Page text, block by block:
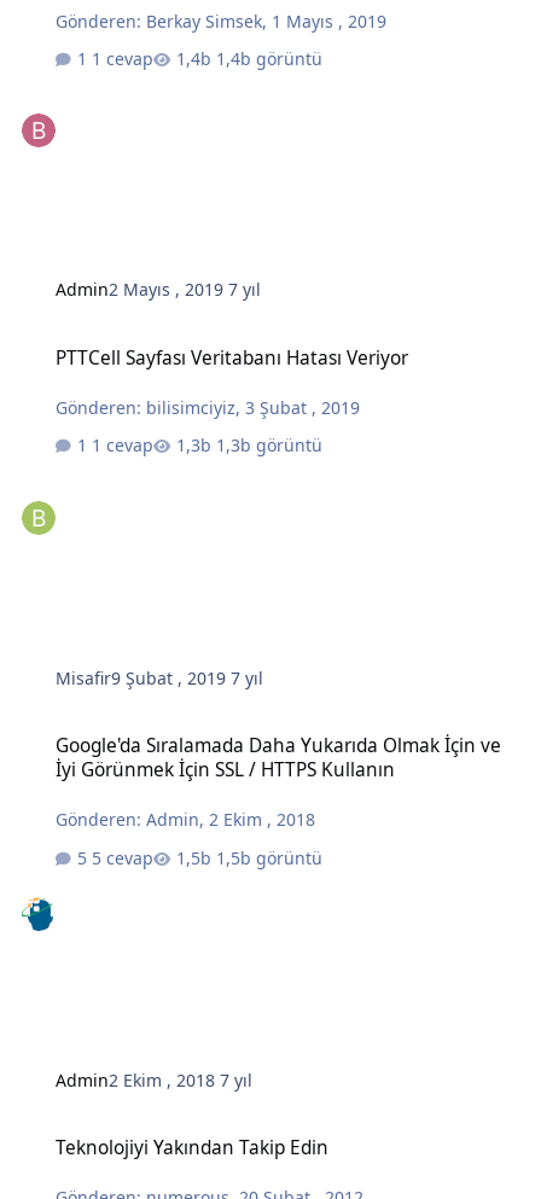
Gönderen: Berkay Simsek, 1 Mayıs , 2019
1 cevap
1,4b görüntü
Admin2 Mayıs , 20197 yıl
PTTCell Sayfası Veritabanı Hatası Veriyor
Gönderen: bilisimciyiz,3 Şubat , 2019
1 cevap
1,3b görüntü
Misafir9 Şubat , 20197 yıl
Google'da Sıralamada Daha Yukarıda Olmak İçin ve
İyi Görünmek İçin SSL / HTTPS Kullanın
Gönderen:Admin,2 Ekim , 2018
5 cevap
1,5b görüntü
Admin2 Ekim , 20187 yıl
Teknolojiyi Yakından Takip Edin